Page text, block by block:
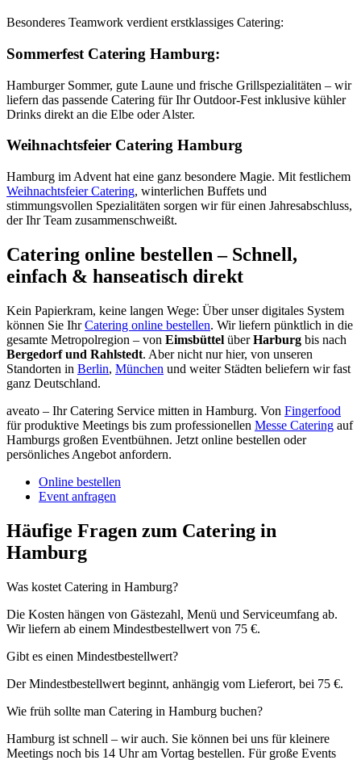
Besonderes Teamwork verdient erstklassiges Catering:
Sommerfest Catering Hamburg:
Hamburger Sommer, gute Laune und frische Grillspezialitäten – wir
liefern das passende Catering für Ihr Outdoor-Fest inklusive kühler
Drinks direkt an die Elbe oder Alster.
Weihnachtsfeier Catering Hamburg
Hamburg im Advent hat eine ganz besondere Magie. Mit festlichem
Weihnachtsfeier Catering, winterlichen Buffets und
stimmungsvollen Spezialitäten sorgen wir für einen Jahresabschluss,
der Ihr Team zusammenschweißt.
Catering online bestellen – Schnell,
einfach & hanseatisch direkt
Kein Papierkram, keine langen Wege: Über unser digitales System
können Sie IhrCatering online bestellen. Wir liefern pünktlich in die
gesamte Metropolregion – von Eimsbüttel überHarburg bis nach
Bergedorf und Rahlstedt. Aber nicht nur hier, von unseren
Standorten in Berlin, München und weiter Städten beliefern wir fast
ganz Deutschland.
aveato – Ihr Catering Service mitten in Hamburg. Von Fingerfood
für produktive Meetings bis zum professionellen Messe Catering auf
Hamburgs großen Eventbühnen. Jetzt online bestellen oder
persönliches Angebot anfordern.
Online bestellen
Event anfragen
Häufige Fragen zum Catering in
Hamburg
Was kostet Catering in Hamburg?
Die Kosten hängen von Gästezahl, Menü und Serviceumfang ab.
Wir liefern ab einem Mindestbestellwert von 75 €.
Gibt es einen Mindestbestellwert?
Der Mindestbestellwert beginnt, anhängig vom Lieferort, bei 75 €.
Wie früh sollte man Catering in Hamburg buchen?
Hamburg ist schnell – wir auch. Sie können bei uns für kleinere
Meetings noch bis 14 Uhr am Vortag bestellen. Für große Events